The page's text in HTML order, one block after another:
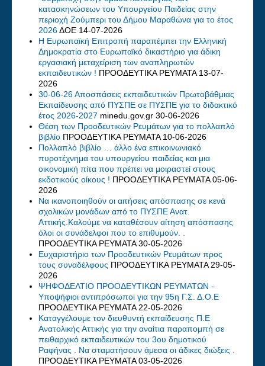
κατασκηνώσεων του Υπουργείου Παιδείας στην
περιοχή Ζούμπερι του Δήμου Μαραθώνα για το έτος
2026ΔΟΕ 14-07-2026
Η Ευρωπαϊκή Επιτροπή παραπέμπει την Ελληνική
Δημοκρατία στο Ευρωπαϊκό δικαστήριο για άδικη
εργασιακή μεταχείριση των αναπληρωτών
εκπαιδευτικών ! ΠΡΟΟΔΕΥΤΙΚΑ ΡΕΥΜΑΤΑ 13-07-
2026
30-06-26 Αποσπάσεις εκπαιδευτικών Πρωτοβάθμιας
Εκπαίδευσης από ΠΥΣΠΕ σε ΠΥΣΠΕ για το διδακτικό
έτος 2026-2027 minedu.gov.gr 30-06-2026
Θέση των Προοδευτικών Ρευμάτων για το πολλαπλό
βιβλίο ΠΡΟΟΔΕΥΤΙΚΑ ΡΕΥΜΑΤΑ 10-06-2026
Πολλαπλό βιβλίο … άλλο ένα επικοινωνιακό
πυροτέχνημα του υπουργείου παιδείας και μια
οικονομική πίτα που πρέπει να μοιραστεί στους
εκδοτικούς οίκους ! ΠΡΟΟΔΕΥΤΙΚΑ ΡΕΥΜΑΤΑ05-06-
2026
Να ικανοποιηθούν οι αιτήσεις απόσπασης σε κενά
σχολικών μονάδων από το ΠΥΣΠΕ Ανατ.
Αττικής.Καλούμε να καταθέσουν αίτηση απόσπασης
όλοι οι συνάδελφοι που το επιθυμούν. .
ΠΡΟΟΔΕΥΤΙΚΑ ΡΕΥΜΑΤΑ30-05-2026
Eυχαριστήριο των Προοδευτικών Ρευμάτων προς
τους συναδέλφους ΠΡΟΟΔΕΥΤΙΚΑ ΡΕΥΜΑΤΑ 29-05-
2026
ΨΗΦΟΔΕΛΤΙΟ ΠΡΟΟΔΕΥΤΙΚΩΝ ΡΕΥΜΑΤΩΝ -
Υποψήφιοι αντιπρόσωποι για την 95η Γ.Σ. Δ.Ο.Ε
ΠΡΟΟΔΕΥΤΙΚΑ ΡΕΥΜΑΤΑ 22-05-2026
Καταγγέλουμε τον διευθυντή εκπαίδευσης Π.Ε
Ανατολικής Αττικής για την αναίτια παραπομπή σε
πειθαρχικό εκπαιδευτικών του 3ου δημοτικού
Ραφήνας . Να σταματήσουν άμεσα οι άδικες διώξεις .
ΠΡΟΟΔΕΥΤΙΚΑ ΡΕΥΜΑΤΑ03-05-2026